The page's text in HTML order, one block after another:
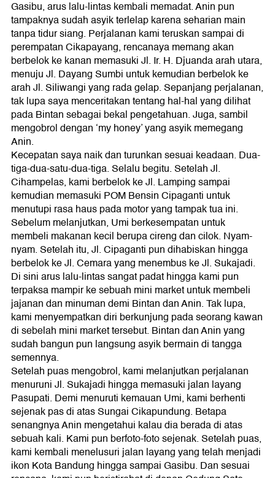
Gasibu, arus lalu-lintas kembali memadat. Anin pun
tampaknya sudah asyik terlelap karena seharian main
tanpa tidur siang. Perjalanan kami teruskan sampai di
perempatan Cikapayang, rencanaya memang akan
berbelok ke kanan memasuki Jl. Ir. H. Djuanda arah utara,
menuju Jl. Dayang Sumbi untuk kemudian berbelok ke
arah Jl. Siliwangi yang rada gelap. Sepanjang perjalanan,
tak lupa saya menceritakan tentang hal-hal yang dilihat
pada Bintan sebagai bekal pengetahuan. Juga, sambil
mengobrol dengan ‘my honey’ yang asyik memegang
Anin.
Kecepatan saya naik dan turunkan sesuai keadaan. Dua-
tiga-dua-satu-dua-tiga. Selalu begitu. Setelah Jl.
Cihampelas, kami berbelok ke Jl. Lamping sampai
kemudian memasuki POM Bensin Cipaganti untuk
menutupi rasa haus pada motor yang tampak tua ini.
Sebelum melanjutkan, Umi berkesempatan untuk
membeli makanan kecil berupa cireng dan cilok. Nyam-
nyam. Setelah itu, Jl. Cipaganti pun dihabiskan hingga
berbelok ke Jl. Cemara yang menembus ke Jl. Sukajadi.
Di sini arus lalu-lintas sangat padat hingga kami pun
terpaksa mampir ke sebuah mini market untuk membeli
jajanan dan minuman demi Bintan dan Anin. Tak lupa,
kami menyempatkan diri berkunjung pada seorang kawan
di sebelah mini market tersebut. Bintan dan Anin yang
sudah bangun pun langsung asyik bermain di tangga
semennya.
Setelah puas mengobrol, kami melanjutkan perjalanan
menuruni Jl. Sukajadi hingga memasuki jalan layang
Pasupati. Demi menuruti kemauan Umi, kami berhenti
sejenak pas di atas Sungai Cikapundung. Betapa
senangnya Anin mengetahui kalau dia berada di atas
sebuah kali. Kami pun berfoto-foto sejenak. Setelah puas,
kami kembali menelusuri jalan layang yang telah menjadi
ikon Kota Bandung hingga sampai Gasibu. Dan sesuai